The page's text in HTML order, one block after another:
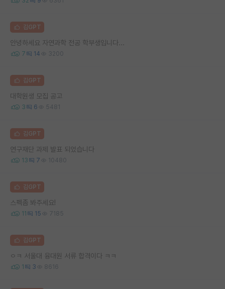
김GPT
안녕하세요 자연과학 전공 학부생입니다...
7 14 3200
김GPT
대학원생 모집 공고
3 6 5481
김GPT
연구재단 과제 발표 되었습니다
13 7 10480
김GPT
스펙좀 봐주세요!
11 15 7185
김GPT
ㅇㅋ 서울대 융대원 서류 합격이다 ㅋㅋ
1 3 8616